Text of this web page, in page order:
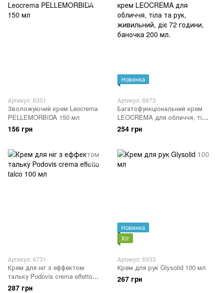
Артикул: 6351
Зволожуючий крем Leocrema
PELLEMORBIDA 150 мл
156 грн
Новинка
Артикул: 6673
Багатофункціональний крем
LEOCREMA для обличчя, тіла
та рук, живильний, діє 72
години, баночка 200 мл.
254 грн
Артикул: 6731
Крем для ніг з еффектом
тальку Podovis crema effetto
talco 100 мл
287 грн
Новинка
Хіт
Артикул: 6933
Крем для рук Glysolid 100 мл
267 грн